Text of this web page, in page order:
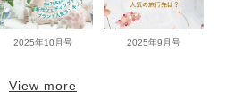
2025年10月号 2025年9月号
View more